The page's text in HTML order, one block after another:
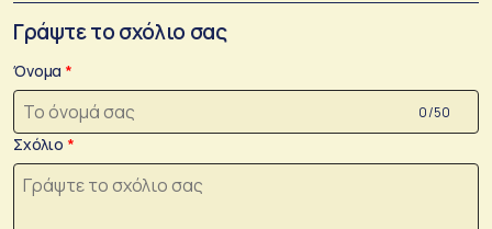
Γράψτε το σχόλιο σας
Όνομα
0 /50
Σχόλιο